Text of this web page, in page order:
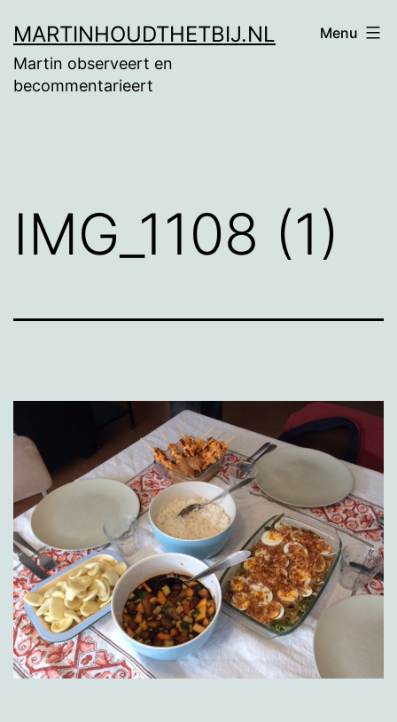
naar
de
MARTINHOUDTHETBIJ.NL
Martin observeert en
becommentarieert
Menu
IMG_1108 (1)